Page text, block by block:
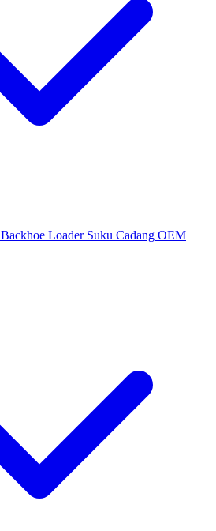
Backhoe Loader Suku Cadang OEM